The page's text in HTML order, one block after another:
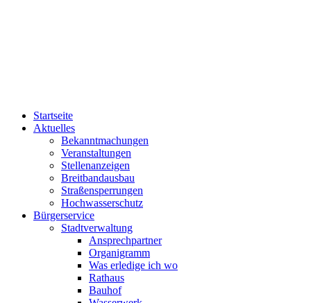
Startseite
Aktuelles
Bekanntmachungen
Veranstaltungen
Stellenanzeigen
Breitbandausbau
Straßensperrungen
Hochwasserschutz
Bürgerservice
Stadtverwaltung
Ansprechpartner
Organigramm
Was erledige ich wo
Rathaus
Bauhof